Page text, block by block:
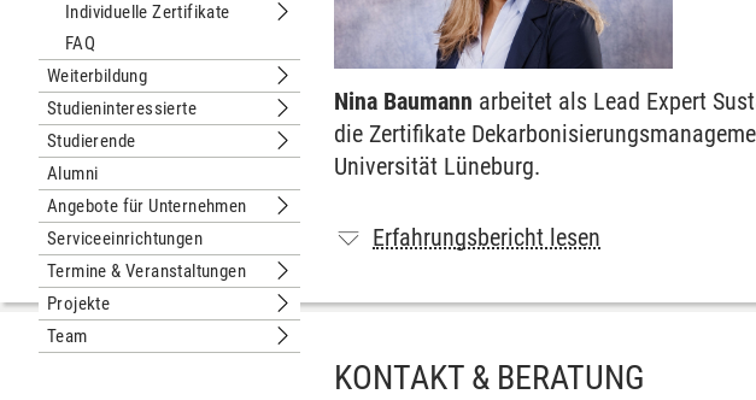
Individuelle Zertifikate
Untermenu Individuelle Zertifikate
FAQ
Weiterbildung
Untermenu Weiterbildung
Studieninteressierte
Untermenu Studieninteressierte
Studierende
Untermenu Studierende
Alumni
Angebote für Unternehmen
Untermenu Angebote für Unternehmen
Serviceeinrichtungen
Termine & Veranstaltungen
Untermenu Termine & Veranstaltungen
Projekte
Untermenu Projekte
Team
Untermenu Team
Nina Baumann arbeitet als Lead Expert
die Zertifikate
Universität Lüneburg.
Erfahrungsbericht lesen
KONTAKT & BERATUNG